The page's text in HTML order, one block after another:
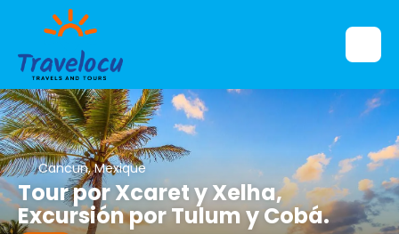
Cancun, Mexique
Tour por Xcaret y Xelha,
Excursión por Tulum y Cobá.